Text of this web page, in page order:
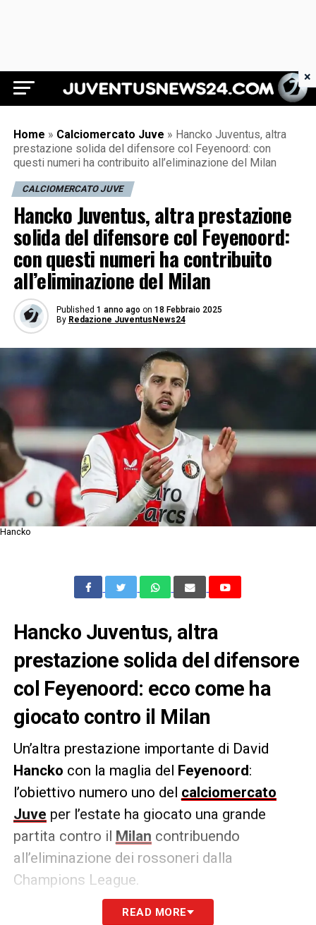
Juventus News 24
Home » Calciomercato Juve » Hancko Juventus, altra
prestazione solida del difensore col Feyenoord: con
questi numeri ha contribuito all’eliminazione del Milan
CALCIOMERCATO JUVE
Hancko Juventus, altra prestazione
solida del difensore col Feyenoord:
con questi numeri ha contribuito
all’eliminazione del Milan
Published 1 anno ago on 18 Febbraio 2025
By Redazione JuventusNews24
Hancko
Hancko Juventus, altra
prestazione solida del difensore
col Feyenoord: ecco come ha
giocato contro il Milan
Un’altra prestazione importante di David
Hancko con la maglia del Feyenoord:
l’obiettivo numero uno del calciomercato
Juve per l’estate ha giocato una grande
partita contro il Milan contribuendo
all’eliminazione dei rossoneri dalla
Champions League.
Ben 68 tocchi con 54 passaggi realizzati sui
READ MORE
×